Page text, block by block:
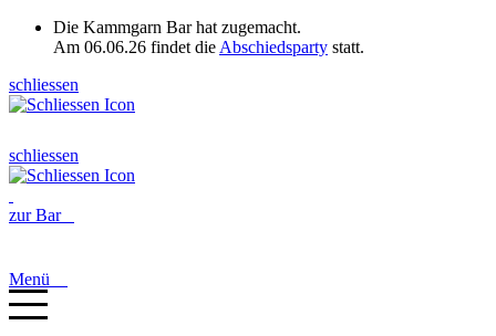
Die Kammgarn Bar hat zugemacht.
Am 06.06.26 findet die Abschiedsparty statt.
schliessen
schliessen
zur Bar
Menü